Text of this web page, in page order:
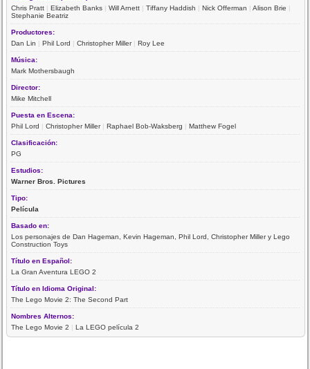
Chris Pratt |Elizabeth Banks |Will Arnett |Tiffany Haddish |Nick Offerman |Alison Brie |
Stephanie Beatriz
Productores:
Dan Lin |Phil Lord |Christopher Miller|Roy Lee
Música:
Mark Mothersbaugh
Director:
Mike Mitchell
Puesta en Escena:
Phil Lord |Christopher Miller|Raphael Bob-Waksberg |Matthew Fogel
Clasificación:
PG
Estudios:
Warner Bros. Pictures
Tipo:
Película
Basado en:
Los personajes de Dan Hageman, Kevin Hageman, Phil Lord, Christopher Miller y Lego
Construction Toys
Título en Español:
La Gran Aventura LEGO 2
Título en Idioma Original:
The Lego Movie 2: The Second Part
Nombres Alternos:
The Lego Movie 2 |La LEGO película 2